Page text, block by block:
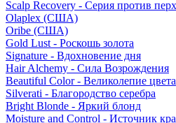
Scalp Recovery - Серия против
Olaplex (США)
Oribe (США)
Gold Lust - Роскошь золота
Signature - Вдохновение дня
Hair Alchemy - Сила Возрождения
Beautiful Color - Великолепие цвета
Silverati - Благородство серебра
Bright Blonde - Яркий блонд
Moisture and Control - Источник